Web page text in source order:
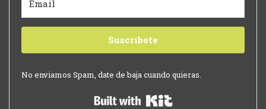
Suscríbete
No enviamos Spam, date de baja cuando quieras.